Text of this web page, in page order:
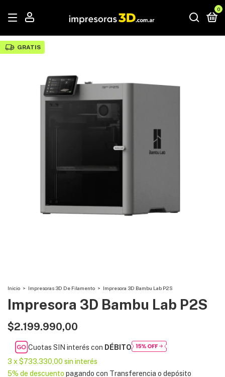
0
GRATIS
Inicio > Impresoras 3D De Filamento > Impresora 3D Bambu Lab P2S
Impresora 3D Bambu Lab P2S
$2.199.990,00
Cuotas SIN interés con DÉBITO
3 x $733.330,00 sin interés
5% de descuento pagando con Transferencia o depósito